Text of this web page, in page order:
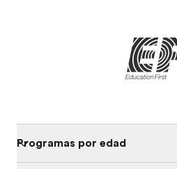
Programas por edad